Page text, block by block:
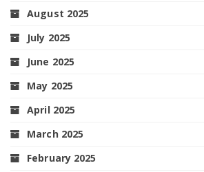
August 2025
July 2025
June 2025
May 2025
April 2025
March 2025
February 2025